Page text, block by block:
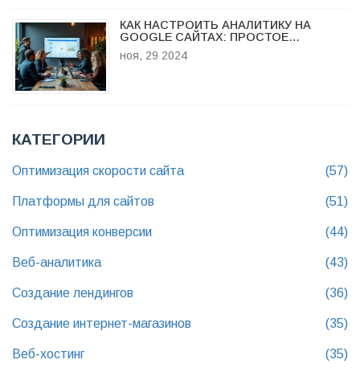
КАК НАСТРОИТЬ АНАЛИТИКУ НА
GOOGLE САЙТАХ: ПРОСТОЕ
РУКОВОДСТВО
ноя, 29 2024
КАТЕГОРИИ
Оптимизация скорости сайта (57)
Платформы для сайтов (51)
Оптимизация конверсии (44)
Веб-аналитика (43)
Создание лендингов (36)
Создание интернет-магазинов (35)
Веб-хостинг (35)